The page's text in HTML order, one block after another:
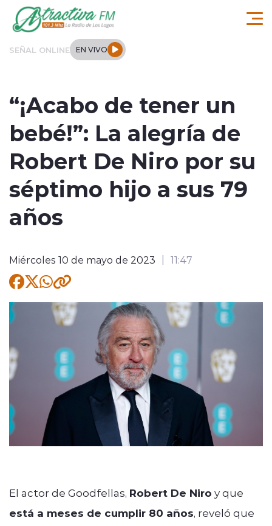
Click acá para ir directamente al contenido
SEÑAL ONLINE EN VIVO
Tendencias
Entrevistas
modo claro
“¡Acabo de tener un
bebé!”: La alegría de
Robert De Niro por su
séptimo hijo a sus 79
años
Miércoles 10 de mayo de 2023 11:47
El actor de Goodfellas, Robert De Niro y que
está a meses de cumplir 80 años, reveló que